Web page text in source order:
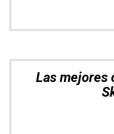
Las mejores